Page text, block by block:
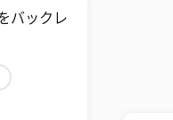
バックレ